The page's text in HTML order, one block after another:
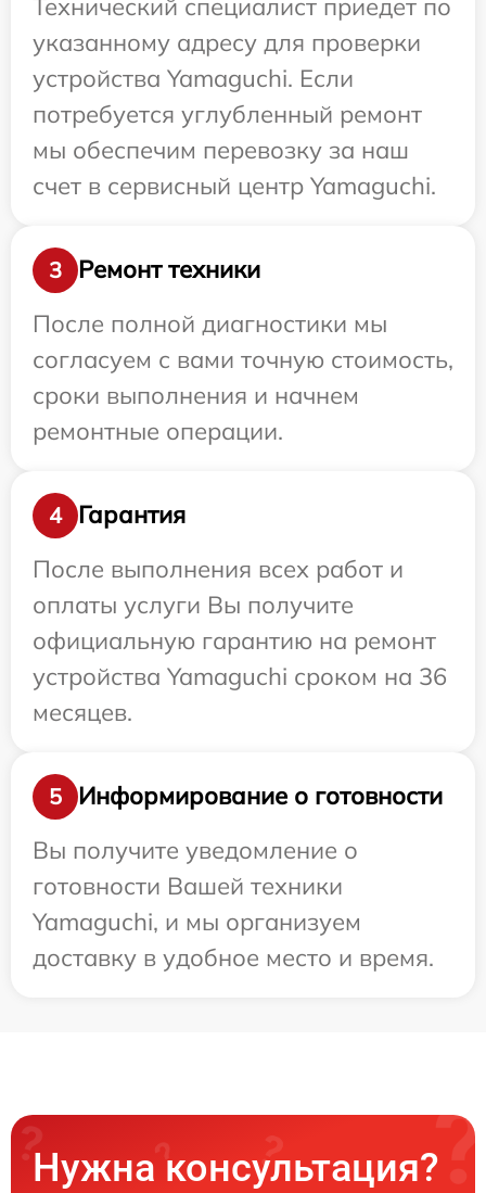
Технический специалист приедет по
указанному адресу для проверки
устройства Yamaguchi. Если
потребуется углубленный ремонт
мы обеспечим перевозку за наш
счет в сервисный центр Yamaguchi.
3
Ремонт техники
После полной диагностики мы
согласуем с вами точную стоимость,
сроки выполнения и начнем
ремонтные операции.
4
Гарантия
После выполнения всех работ и
оплаты услуги Вы получите
официальную гарантию на ремонт
устройства Yamaguchi сроком на 36
месяцев.
5
Информирование о готовности
Вы получите уведомление о
готовности Вашей техники
Yamaguchi, и мы организуем
доставку в удобное место и время.
Нужна консультация?